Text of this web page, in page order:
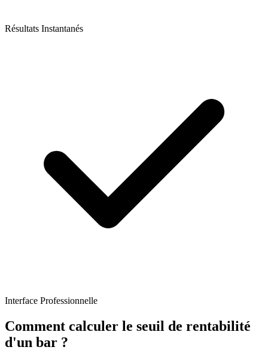
Résultats Instantanés
Interface Professionnelle
Comment calculer le seuil de rentabilité
d'un bar ?